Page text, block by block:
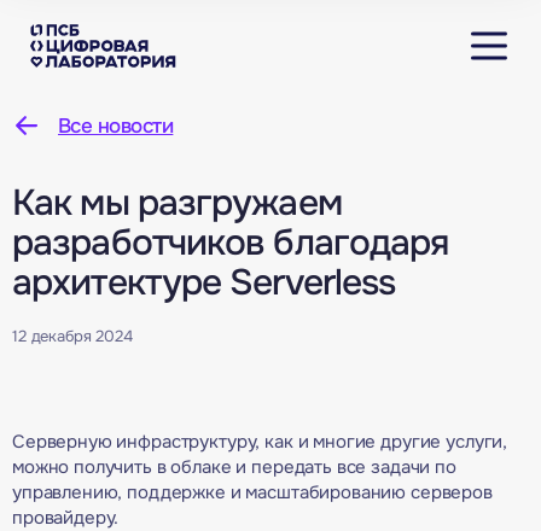
Все новости
Как мы разгружаем
разработчиков благодаря
архитектуре Serverless
12 декабря 2024
Серверную инфраструктуру, как и многие другие услуги,
можно получить в облаке и передать все задачи по
управлению, поддержке и масштабированию серверов
провайдеру.